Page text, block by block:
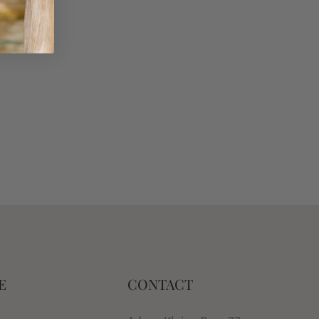
CONTACT